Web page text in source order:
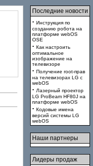
Последние новости
· Инструкция по
созданию робота на
платформе webOS
OSE
· Как настроить
оптимальное
изображение на
телевизоре
· Получение root-прав
на телевизорах LG с
webOS
· Лазерный проектор
LG ProBeam HF80J на
платформе webOS
· Кодовые имена
версий системы LG
webOS
Наши партнеры
Лидеры продаж